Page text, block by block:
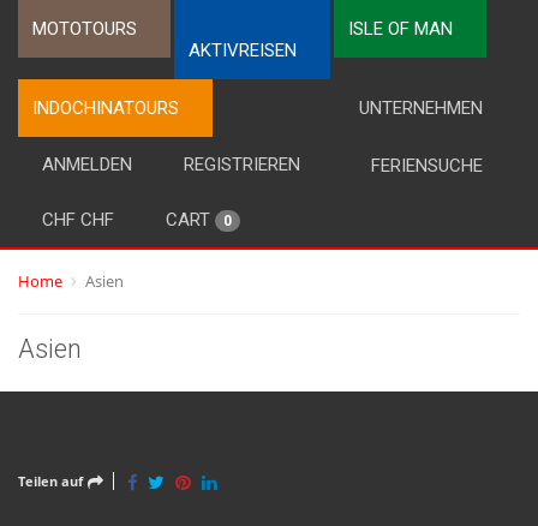
MOTOTOURS
AKTIVREISEN
ISLE OF MAN
INDOCHINATOURS UNTERNEHMEN
FERIENSUCHE
ANMELDEN REGISTRIEREN
CHF CHF CART 0
Home Asien
Asien
Teilen auf